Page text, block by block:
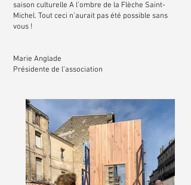
saison culturelle A l’ombre de la Flèche Saint-
Michel. Tout ceci n’aurait pas été possible sans
vous !
Marie Anglade
Présidente de l’association